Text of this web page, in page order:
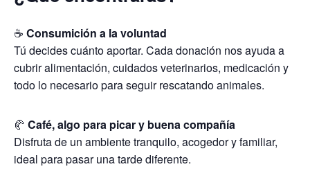
☕ Consumición a la voluntad
Tú decides cuánto aportar. Cada donación nos ayuda a
cubrir alimentación, cuidados veterinarios, medicación y
todo lo necesario para seguir rescatando animales.
🥐 Café, algo para picar y buena compañía
Disfruta de un ambiente tranquilo, acogedor y familiar,
ideal para pasar una tarde diferente.